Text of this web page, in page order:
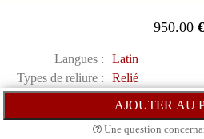
950.00 €
Langues :
Latin
Types de reliure :
Relié
Une question